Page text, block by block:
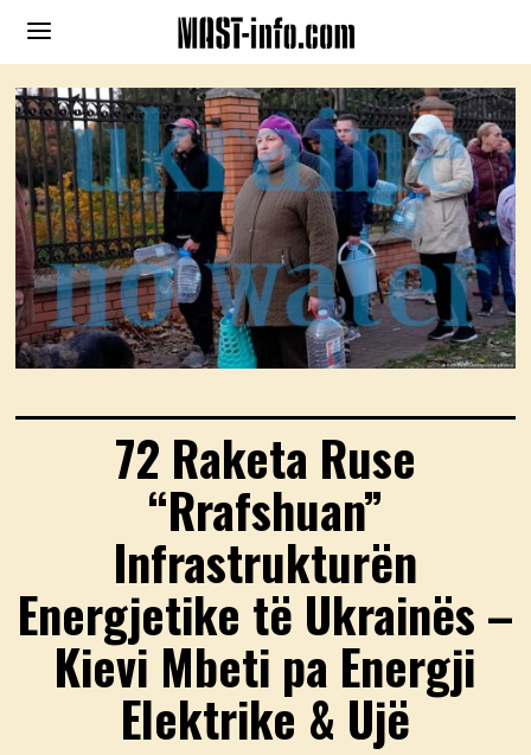
72 Raketa Ruse
“Rrafshuan”
Infrastrukturën
Energjetike të Ukrainës –
Kievi Mbeti pa Energji
Elektrike & Ujë